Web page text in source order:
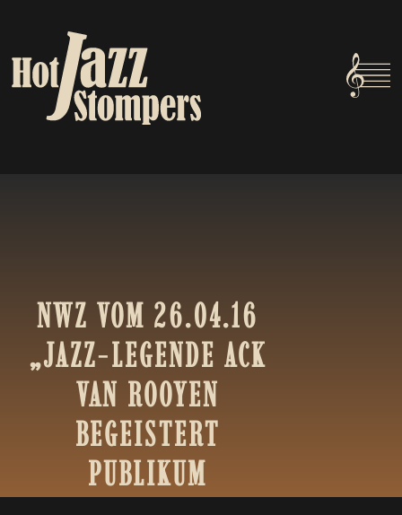
NWZ VOM 26.04.16
„JAZZ-LEGENDE ACK
VAN ROOYEN
BEGEISTERT
PUBLIKUM